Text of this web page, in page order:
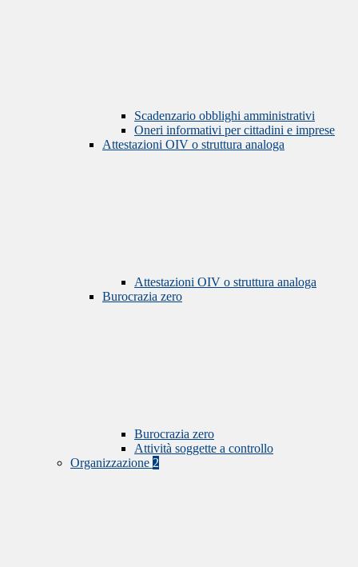
Scadenzario obblighi amministrativi
Oneri informativi per cittadini e imprese
Attestazioni OIV o struttura analoga
Attestazioni OIV o struttura analoga
Burocrazia zero
Burocrazia zero
Attività soggette a controllo
Organizzazione 2